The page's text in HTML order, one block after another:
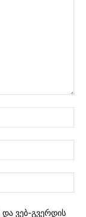
ვებ-გვერდის